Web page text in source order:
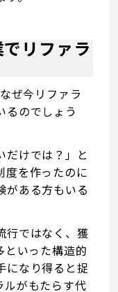
リファラ
ぜ今リファラ
るのでしょう
だけでは？」と
度を作ったのに
がある方もいる
行ではなく、獲
といった構造的
になり得ると捉
ルがもたらす代